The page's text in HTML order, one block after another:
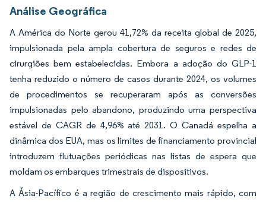
Análise Geográfica
A América do Norte gerou 41,72% da receita global de 2025,
impulsionada pela ampla cobertura de seguros e redes de
cirurgiões bem estabelecidas. Embora a adoção do GLP-1
tenha reduzido o número de casos durante 2024, os volumes
de procedimentos se recuperaram após as conversões
impulsionadas pelo abandono, produzindo uma perspectiva
estável de CAGR de 4,96% até 2031. O Canadá espelha a
dinâmica dos EUA, mas os limites de financiamento provincial
introduzem flutuações periódicas nas listas de espera que
moldam os embarques trimestrais de dispositivos.
A Ásia-Pacífico é a região de crescimento mais rápido, com